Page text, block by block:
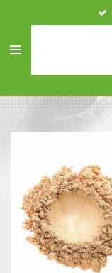
naar
hoofdinhoud